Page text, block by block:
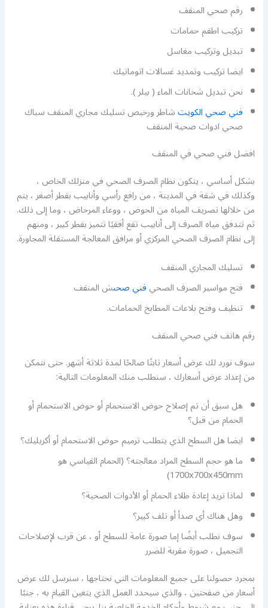
رقم صحي المنقف
تركيب اطقم حمامات
تبديل وتركيب مغاسل
ايضا تركيب وتمديد غسالات اتوماتيك
نحن تبديل شخانات الماء ( بيلر ).
فني صحي الكويتشاطر ورخيص تسليك مجاري المنقف سباك
صحي ادوات صحية المنقف
افضل فني صحي في المنقف
بشكل أساسي ، يتكون نظام الصرف الصحي في منزلك الخاص ،
وكذلك في شقة في المدينة ، من رافع رأسي وأنابيب بقطر أصغر ، يتم
من خلالها تصريف المياه من الحوض ، ووعاء المرحاض ، وما إلى ذلك.
ثم تتدفق مياه الصرف إلى أنابيب تقع أفقيًا تتميز بقطر كبير ، ومنهم
إلى نظام الصرف الصحي المركزي أو مرافق المعالجة المستقلة المجاورة.
تسليك المجاري المنقف
فتح مواسير الصرف الصحيفني صحىش المنقف
تنظيف وفتح بلاعات المطابخ الحمامات.
رقم هاتف فني صحي المنقف
سوف نورد لك عرض أسعار ثابتًا صالحًا لمدة ثلاثة أشهر. حتى نتمكن
من إعداد عرض أسعارك ، سنطلب منك المعلومات التالية:
هل سبق أن تم إصلاح حوض الاستحمام أو حوض الاستحمام أو
الحمام من قبل؟
ايضا هل السطح الذي يتطلب ترميم حوض الاستحمام أو أكريليك؟
ما هو حجم السطح المراد معالجته؟ (الحمام القياسي هو
1700x700x450mm)
لماذا تريد إعادة طلاء الحمام أو الأدوات الصحية؟
وهل هناك أي صدأ أو تلف كبير؟
سوف نطلب أيضًا إما صورة عامة للسطح أو ، عن قرب لإصلاحات
التجميل ، صورة مقربة للضرر
بمجرد حصولنا على جميع المعلومات التي نحتاجها ، سنرسل لك عرض
أسعار من صفحتين ، والذي سيحدد العمل الذي يتعين القيام به ، جنبًا